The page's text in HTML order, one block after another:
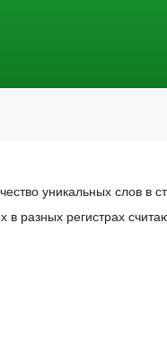
уникальных слов в
в разных регистрах